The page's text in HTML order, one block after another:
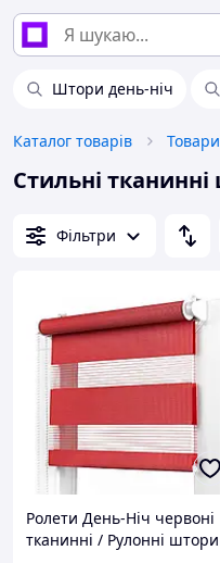
Штори день-ніч
Каталог товарів
Стильні
Фільтри
Ролети День-Ніч червоні
тканинні / Рулонні штори